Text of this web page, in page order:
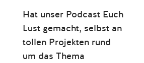
Hat unser Podcast Euch
Lust gemacht, selbst an
tollen Projekten rund
um das Thema